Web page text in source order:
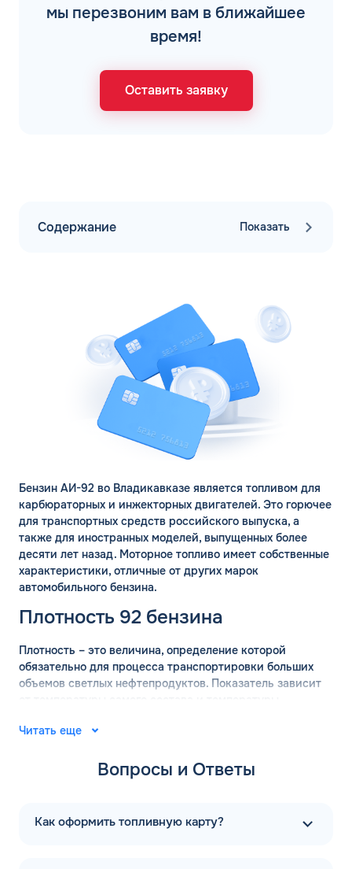
мы перезвоним вам в ближайшее
время!
Оставить заявку
Содержание Показать
Бензин АИ-92 во Владикавказе является топливом для
карбюраторных и инжекторных двигателей. Это горючее
для транспортных средств российского выпуска, а
также для иностранных моделей, выпущенных более
десяти лет назад. Моторное топливо имеет собственные
характеристики, отличные от других марок
автомобильного бензина.
Плотность 92 бензина
Плотность – это величина, определение которой
обязательно для процесса транспортировки больших
объемов светлых нефтепродуктов. Показатель зависит
плотности бензина используются готовые таблицы.
в сторону уменьшения или увеличения.
43,6 МДж/кг с небольшой погрешностью. Показатель не
Читать еще
Вопросы и Ответы
Как оформить топливную карту?